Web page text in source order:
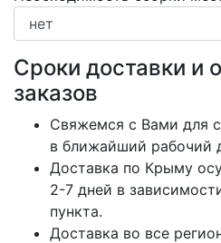
Сроки доставки и
заказов
Свяжемся с Вами для
в ближайший рабочий
Доставка по Крыму
2-7 дней в
пункта.
Доставка во все